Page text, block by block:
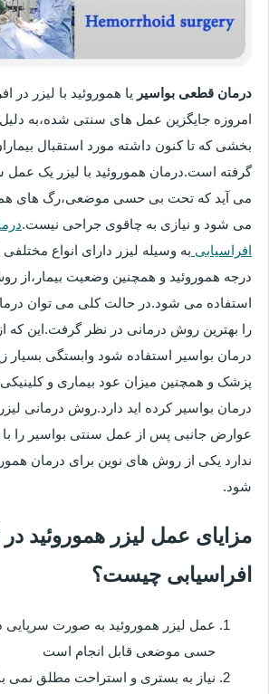
درمان قطعی بواسیر یا هموروئید با لیزر در
امروزه جایگزین عمل های سنتی شده،به
بخشی که تا کنون داشته مورد استقبال
گرفته است.درمان هموروئید با لیزر یک
می آید که تحت بی حسی موضعی،رگ های
می شود و نیازی به چاقوی جراحی نیست.
افراسیابی به وسیله لیزر دارای انواع
درجه هموروئید و همچنین وضعیت بیمار،از
استفاده می شود.در حالت کلی می توان درمان
را بهترین روش درمانی در نظر گرفت.این که
درمان بواسیر استفاده شود وابستگی بسیار
پزشک و همچنین میزان عود بیماری و کلینیکی
درمان بواسیر کرده اید دارد.روش درمانی
عوارض جانبی پس از عمل سنتی بواسیر را با
ندارد یکی از روش های نوین برای درمان
شود.
مزایای عمل لیزر هموروئید در
افراسیابی چیست؟
عمل لیزر هموروئید به صورت
حسی موضعی قابل انجام است
نیاز به بستری و استراحت مطلق نمی